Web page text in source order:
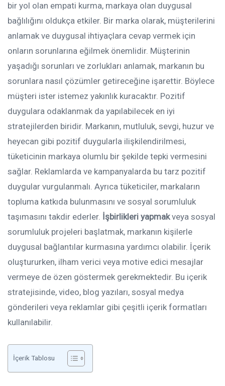
bir yol olan empati kurma, markaya olan duygusal
bağlılığını oldukça etkiler. Bir marka olarak, müşterilerini
anlamak ve duygusal ihtiyaçlara cevap vermek için
onların sorunlarına eğilmek önemlidir. Müşterinin
yaşadığı sorunları ve zorlukları anlamak, markanın bu
sorunlara nasıl çözümler getireceğine işarettir. Böylece
müşteri ister istemez yakınlık kuracaktır. Pozitif
duygulara odaklanmak da yapılabilecek en iyi
stratejilerden biridir. Markanın, mutluluk, sevgi, huzur ve
heyecan gibi pozitif duygularla ilişkilendirilmesi,
tüketicinin markaya olumlu bir şekilde tepki vermesini
sağlar. Reklamlarda ve kampanyalarda bu tarz pozitif
duygular vurgulanmalı. Ayrıca tüketiciler, markaların
topluma katkıda bulunmasını ve sosyal sorumluluk
taşımasını takdir ederler. İşbirlikleri yapmakveya sosyal
sorumluluk projeleri başlatmak, markanın kişilerle
duygusal bağlantılar kurmasına yardımcı olabilir. İçerik
oluştururken, ilham verici veya motive edici mesajlar
vermeye de özen göstermek gerekmektedir. Bu içerik
stratejisinde, video, blog yazıları, sosyal medya
gönderileri veya reklamlar gibi çeşitli içerik formatları
kullanılabilir.
İçerik Tablosu